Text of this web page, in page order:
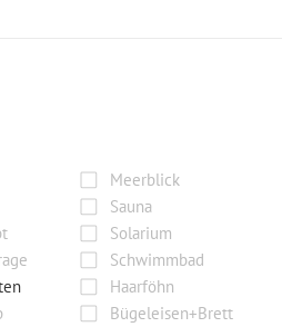
Meerblick
Sauna
Solarium
Schwimmbad
Haarföhn
Bügeleisen+Brett